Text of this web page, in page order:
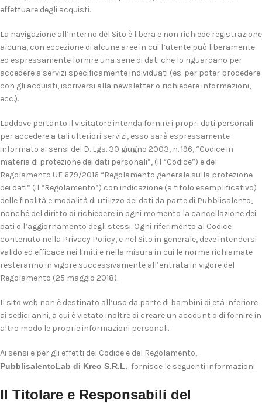
effettuare degli acquisti.
La navigazione all’interno del Sito è libera e non richiede registrazione
alcuna, con eccezione di alcune aree in cui l’utente può liberamente
ed espressamente fornire una serie di dati che lo riguardano per
accedere a servizi specificamente individuati (es. per poter procedere
con gli acquisti, iscriversi alla newsletter o richiedere informazioni,
ecc.).
Laddove pertanto il visitatore intenda fornire i propri dati personali
per accedere a tali ulteriori servizi, esso sarà espressamente
informato ai sensi del D. Lgs. 30 giugno 2003, n. 196, “Codice in
materia di protezione dei dati personali”, (il “Codice”) e del
Regolamento UE 679/2016 “Regolamento generale sulla protezione
dei dati” (il “Regolamento”) con indicazione (a titolo esemplificativo)
delle finalità e modalità di utilizzo dei dati da parte di Pubblisalento,
nonché del diritto di richiedere in ogni momento la cancellazione dei
dati o l’aggiornamento degli stessi. Ogni riferimento al Codice
contenuto nella Privacy Policy, e nel Sito in generale, deve intendersi
valido ed efficace nei limiti e nella misura in cui le norme richiamate
resteranno in vigore successivamente all’entrata in vigore del
Regolamento (25 maggio 2018).
Il sito web non è destinato all’uso da parte di bambini di età inferiore
ai sedici anni, a cui è vietato inoltre di creare un account o di fornire in
altro modo le proprie informazioni personali.
Ai sensi e per gli effetti del Codice e del Regolamento,
PubblisalentoLab di Kreo S.R.L. fornisce le seguenti informazioni.
Il Titolare e Responsabili del